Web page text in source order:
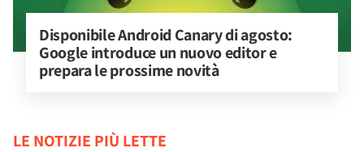
Disponibile Android Canary di agosto:
Google introduce un nuovo editor e
prepara le prossime novità
LE NOTIZIE PIÙ LETTE